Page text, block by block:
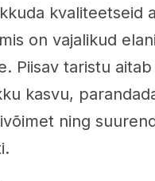
kvaliteetseid
on vajalikud
Piisav taristu aitab
kasvu,
ning